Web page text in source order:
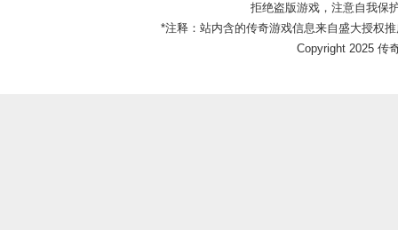
拒绝盗版游戏，注意自我保
*注释：站内含的传奇游戏信息来自盛大授权
Copyright 2025 传